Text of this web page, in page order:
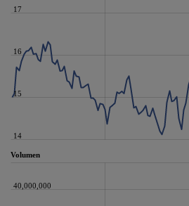
14
15
16
17
Volumen
40,000,000